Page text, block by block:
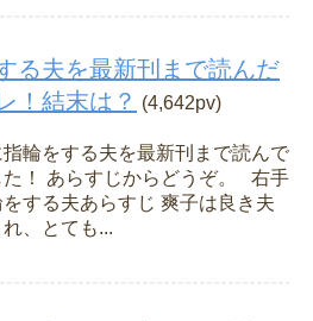
る夫を最新刊まで読んだ
！結末は？ (4,642pv)
輪をする夫を最新刊まで読んで
た！ あらすじからどうぞ。 右手
する夫あらすじ 爽子は良き夫
、とても...